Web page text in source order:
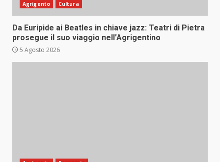
Agrigento Cultura
Da Euripide ai Beatles in chiave jazz: Teatri di Pietra
prosegue il suo viaggio nell’Agrigentino
5 Agosto 2026